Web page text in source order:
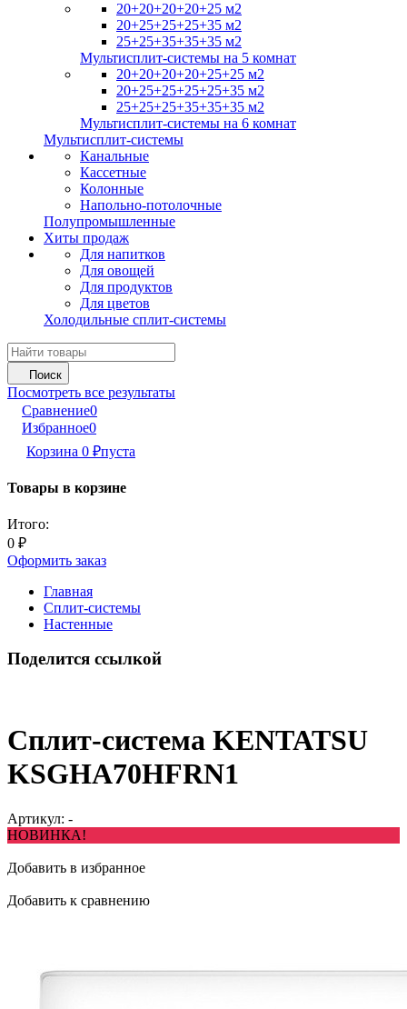
20+20+20+20+25 м2
20+25+25+25+35 м2
25+25+35+35+35 м2
Мультисплит-системы на 5 комнат
20+20+20+20+25+25 м2
20+25+25+25+25+35 м2
25+25+25+35+35+35 м2
Мультисплит-системы на 6 комнат
Мультисплит-системы
Канальные
Кассетные
Колонные
Напольно-потолочные
Полупромышленные
Хиты продаж
Для напитков
Для овощей
Для продуктов
Для цветов
Холодильные сплит-системы
Поиск
Посмотреть все результаты
Сравнение0
Избранное0
Корзина 0 ₽пуста
Товары в корзине
Итого:
0 ₽
Оформить заказ
Главная
Сплит-системы
Настенные
Поделится ссылкой
Сплит-система KENTATSU
KSGHA70HFRN1
Артикул: -
НОВИНКА!
Добавить в избранное
Добавить к сравнению